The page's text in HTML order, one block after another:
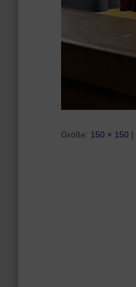
Größe: 150 × 150 |